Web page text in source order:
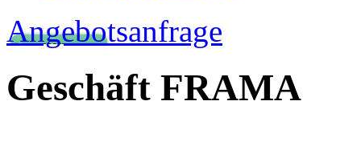
Angebotsanfrage
Geschäft FRAMA